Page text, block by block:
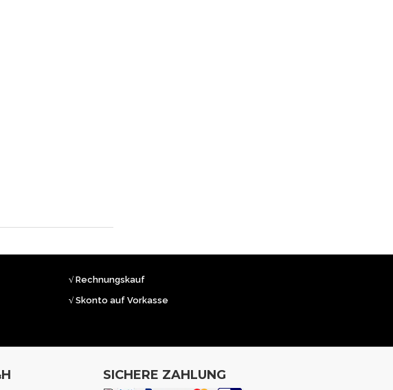
√ Rechnungskauf
√ Skonto auf Vorkasse
SICHERE ZAHLUNG